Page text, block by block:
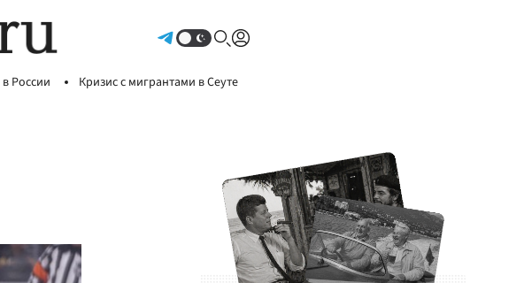
России Кризис с мигрантами в Сеуте